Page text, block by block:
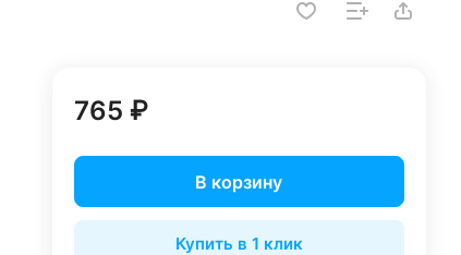
765 ₽
В корзину
Купить в 1 клик